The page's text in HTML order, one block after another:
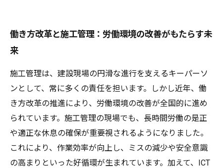
働き方改革と施工管理：労働環境の改善がもたらす未
来
施工管理は、建設現場の円滑な進行を支えるキーパーソ
ンとして、常に多くの責任を担います。しかし近年、働
き方改革の推進により、労働環境の改善が全国的に進め
られています。施工管理の現場でも、長時間労働の是正
や適正な休息の確保が重要視されるようになりました。
これにより、作業効率が向上し、ミスの減少や安全意識
の高まりといった好循環が生まれています。加えて、ICT